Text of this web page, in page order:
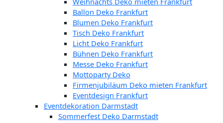
Ballon Deko Frankfurt
Blumen Deko Frankfurt
Tisch Deko Frankfurt
Licht Deko Frankfurt
Bühnen Deko Frankfurt
Messe Deko Frankfurt
Mottoparty Deko
Firmenjubiläum Deko mieten Frankfurt
Eventdesign Frankfurt
Eventdekoration Darmstadt
Sommerfest Deko Darmstadt